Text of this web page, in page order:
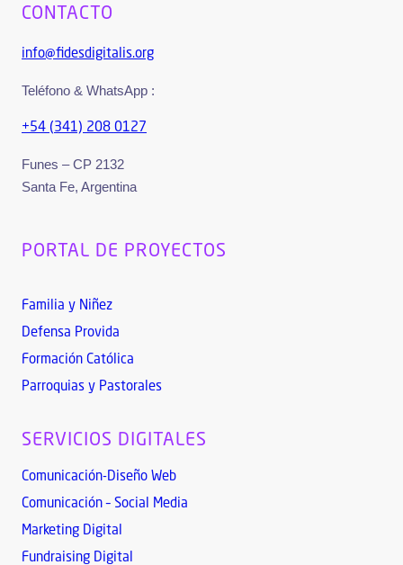
CONTACTO
info@fidesdigitalis.org
Teléfono & WhatsApp :
+54 (341) 208 0127
Funes – CP 2132
Santa Fe, Argentina
PORTAL DE PROYECTOS
Familia y Niñez
Defensa Provida
Formación Católica
Parroquias y Pastorales
SERVICIOS DIGITALES
Comunicación-Diseño Web
Comunicación – Social Media
Marketing Digital
Fundraising Digital